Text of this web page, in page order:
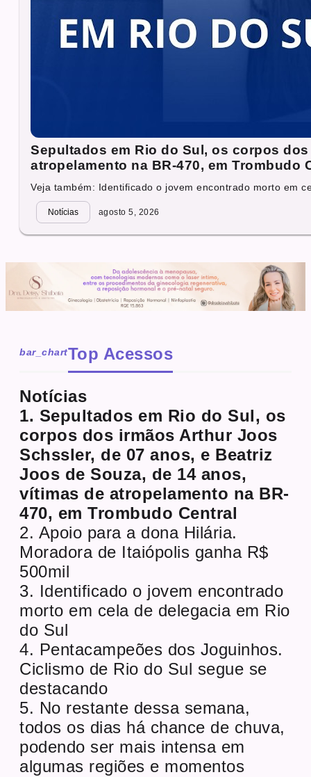
Sepultados em Rio do Sul, os corpos
atropelamento na BR-470, em Trombudo
Veja também: Identificado o jovem encontrado morto em
Notícias agosto 5, 2026
bar_chartTop Acessos
Notícias
1. Sepultados em Rio do Sul, os
corpos dos irmãos Arthur Joos
Schssler, de 07 anos, e Beatriz
Joos de Souza, de 14 anos,
vítimas de atropelamento na BR-
470, em Trombudo Central
2. Apoio para a dona Hilária.
Moradora de Itaiópolis ganha R$
500mil
3. Identificado o jovem encontrado
morto em cela de delegacia em Rio
do Sul
4. Pentacampeões dos Joguinhos.
Ciclismo de Rio do Sul segue se
destacando
5. No restante dessa semana,
todos os dias há chance de chuva,
podendo ser mais intensa em
algumas regiões e momentos